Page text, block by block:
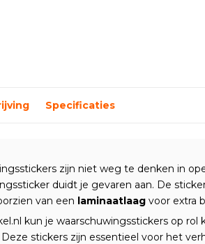
Specificaties
zijn niet weg te denken in
duidt je gevaren aan. De
van een laminaatlaag voor extra
kun je waarschuwingsstickers op rol
stickers zijn essentieel voor het